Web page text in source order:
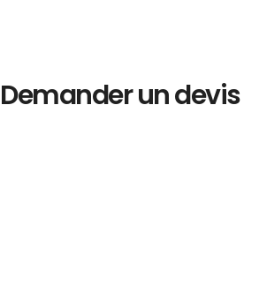
Demander un devis